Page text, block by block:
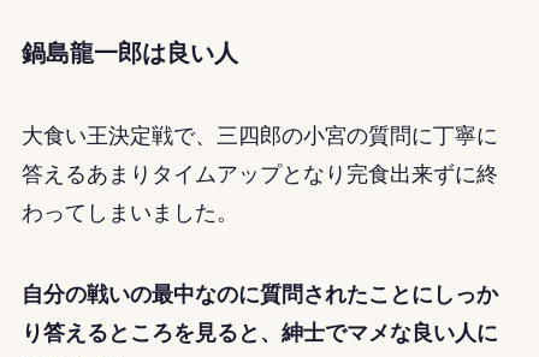
鍋島龍一郎は良い人
大食い王決定戦で、三四郎の小宮の質問に丁寧に
答えるあまりタイムアップとなり完食出来ずに終
わってしまいました 。
自分の戦いの最中なのに質問されたことにしっか
り答えるところを見ると、紳士でマメな良い人に